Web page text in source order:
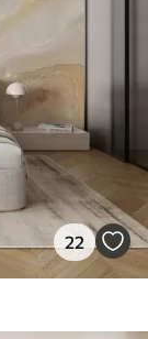
22